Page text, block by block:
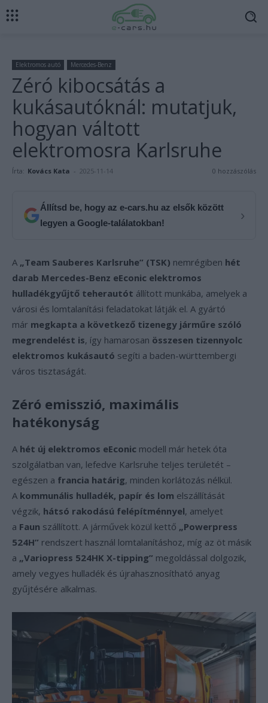
Elektromos autó Mercedes-Benz
Zéró kibocsátás a
kukásautóknál: mutatjuk,
hogyan váltott
elektromosra Karlsruhe
Írta: Kovács Kata - 2025-11-14 0 hozzászólás
Állítsd be, hogy az e-cars.hu az elsők között
legyen a Google-találatokban!
›
A „Team Sauberes Karlsruhe” (TSK) nemrégiben hét
darab Mercedes-Benz eEconic elektromos
hulladékgyűjtő teherautót állított munkába, amelyek a
városi és lomtalanítási feladatokat látják el. A gyártó
már megkapta a következő tizenegy járműre szóló
megrendelést is, így hamarosan összesen tizennyolc
elektromos kukásautó segíti a baden-württembergi
város tisztaságát.
Zéró emisszió, maximális
hatékonyság
A hét új elektromos eEconic modell már hetek óta
szolgálatban van, lefedve Karlsruhe teljes területét –
egészen a francia határig, minden korlátozás nélkül.
A kommunális hulladék, papír és lom elszállítását
végzik, hátsó rakodású felépítménnyel, amelyet
a Faun szállított. A járművek közül kettő „Powerpress
524H” rendszert használ lomtalanításhoz, míg az öt másik
a „Variopress 524HK X-tipping” megoldással dolgozik,
amely vegyes hulladék és újrahasznosítható anyag
gyűjtésére alkalmas.